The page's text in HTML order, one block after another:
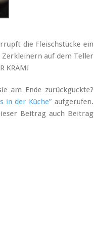
die Fleischstücke ein
auf dem Teller
KRAM!
am Ende zurückguckte?
in der Küche” aufgerufen.
Beitrag auch Beitrag